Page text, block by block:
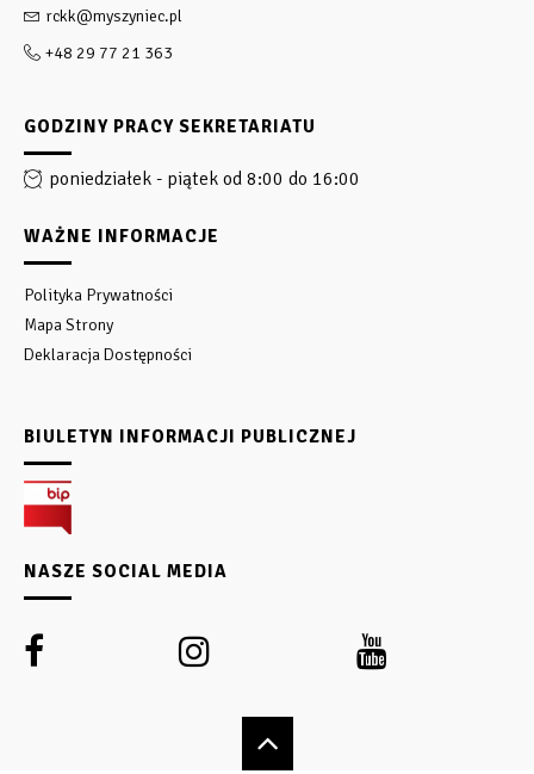
rckk@myszyniec.pl
+48 29 77 21 363
GODZINY PRACY SEKRETARIATU
poniedziałek - piątek od 8:00 do 16:00
WAŻNE INFORMACJE
Polityka Prywatności
Mapa Strony
Deklaracja Dostępności
BIULETYN INFORMACJI PUBLICZNEJ
NASZE SOCIAL MEDIA